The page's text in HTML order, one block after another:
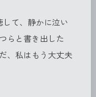
て、静かに泣い
らと書き出した
、私はもう大丈夫